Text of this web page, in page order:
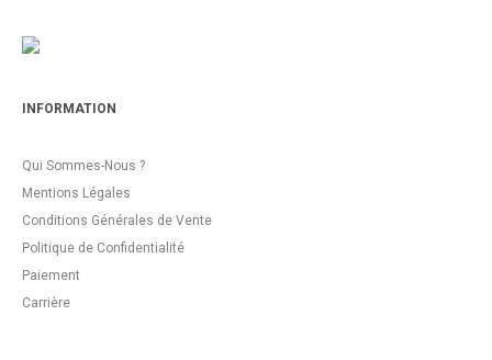
INFORMATION
Qui Sommes-Nous ?
Mentions Légales
Conditions Générales de Vente
Politique de Confidentialité
Paiement
Carrière